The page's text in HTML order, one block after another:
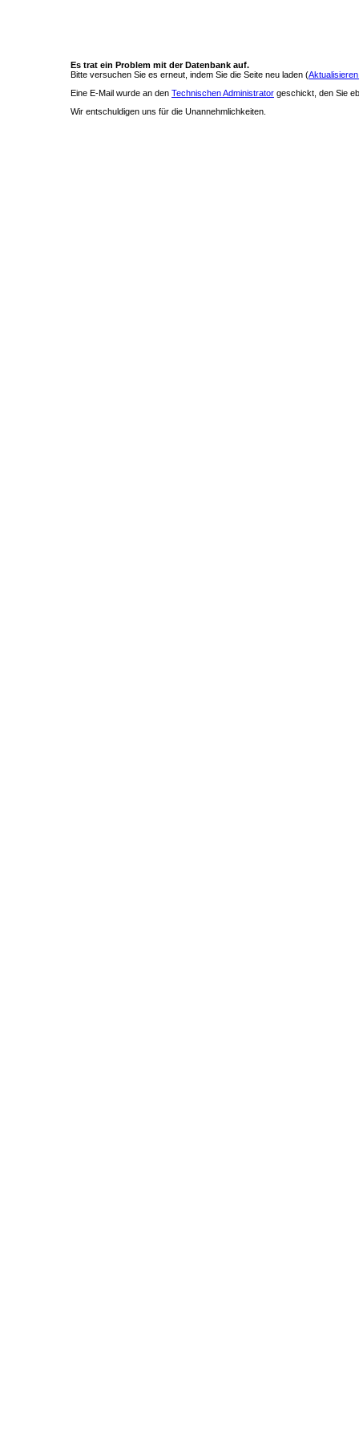
Es trat ein Problem mit der Datenbank auf.
Bitte versuchen Sie es erneut, indem Sie die Seite neu laden (
Eine E-Mail wurde an den Technischen Administrator geschickt, den Sie
Wir entschuldigen uns für die Unannehmlichkeiten.